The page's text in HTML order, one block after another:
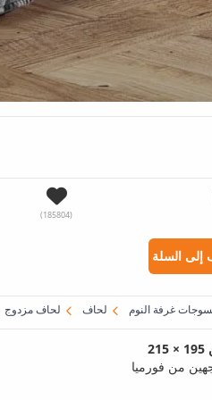
(185804)
السلة
غرفة النوم لحاف لحاف مزدوج
من فورميا